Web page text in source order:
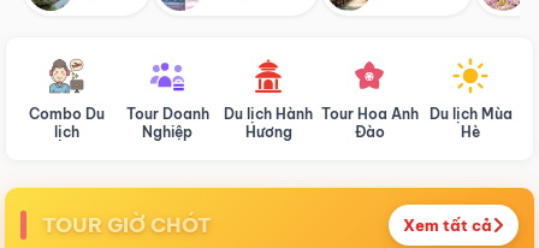
Combo Du
lịch
Tour Doanh
Nghiệp
Du lịch Hành
Hương
Tour Hoa Anh
Đào
Du lịch Mùa
Hè
TOUR GIỜ CHÓT Xem tất cả
Điểm nổi bật